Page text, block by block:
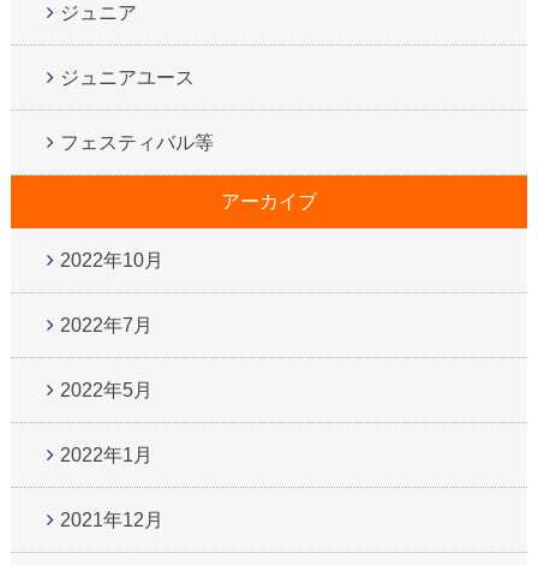
ジュニア
ジュニアユース
フェスティバル等
アーカイブ
2022年10月
2022年7月
2022年5月
2022年1月
2021年12月